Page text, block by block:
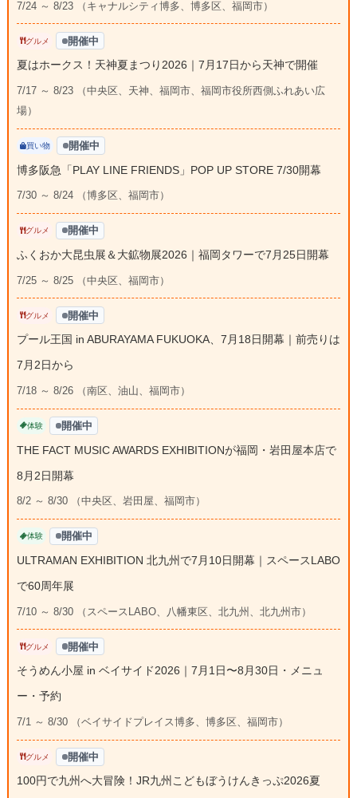
7/24 ～ 8/23 （キャナルシティ博多、博多区、福岡市）
グルメ 開催中
夏はホークス！天神夏まつり2026｜7月17日から天神で開催
7/17 ～ 8/23 （中央区、天神、福岡市、福岡市役所西側ふれあい広
場）
買い物 開催中
博多阪急「PLAY LINE FRIENDS」POP UP STORE 7/30開幕
7/30 ～ 8/24 （博多区、福岡市）
グルメ 開催中
ふくおか大昆虫展＆大鉱物展2026｜福岡タワーで7月25日開幕
7/25 ～ 8/25 （中央区、福岡市）
グルメ 開催中
プール王国 in ABURAYAMA FUKUOKA、7月18日開幕｜前売りは
7月2日から
7/18 ～ 8/26 （南区、油山、福岡市）
体験 開催中
THE FACT MUSIC AWARDS EXHIBITIONが福岡・岩田屋本店で
8月2日開幕
8/2 ～ 8/30 （中央区、岩田屋、福岡市）
体験 開催中
ULTRAMAN EXHIBITION 北九州で7月10日開幕｜スペースLABO
で60周年展
7/10 ～ 8/30 （スペースLABO、八幡東区、北九州、北九州市）
グルメ 開催中
そうめん小屋 in ベイサイド2026｜7月1日〜8月30日・メニュ
ー・予約
7/1 ～ 8/30 （ベイサイドプレイス博多、博多区、福岡市）
グルメ 開催中
100円で九州へ大冒険！JR九州こどもぼうけんきっぷ2026夏